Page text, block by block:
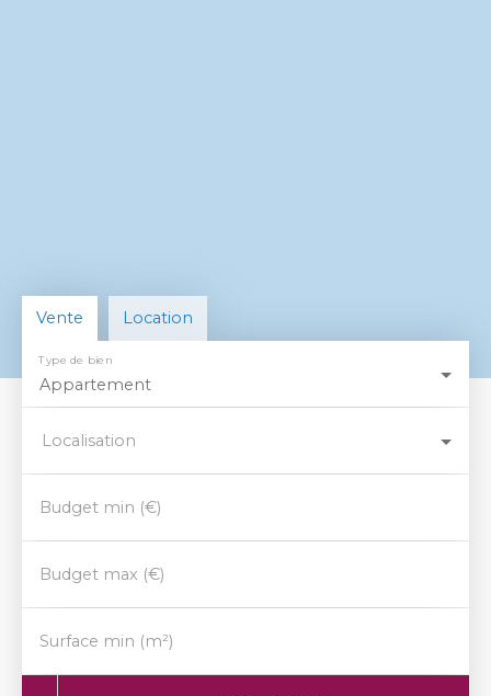
Vente Location
Appartement
Type de bien
Localisation
Budget min (€)
Budget max (€)
Surface min (m²)